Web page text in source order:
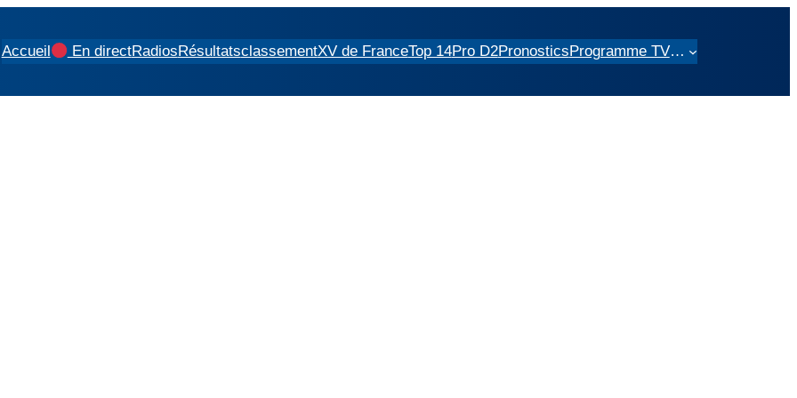
Accueil En directRadiosRésultatsclassementXV de FranceTop 14Pro D2PronosticsProgramme TV…